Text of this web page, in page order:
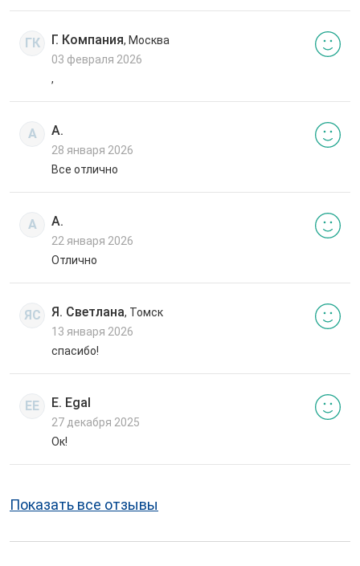
ГК Г. Компания, Москва
03 февраля 2026
,
А А.
28 января 2026
Все отлично
А А.
22 января 2026
Отлично
ЯС Я. Светлана, Томск
13 января 2026
спасибо!
EE E. Egal
27 декабря 2025
Ок!
Показать все отзывы